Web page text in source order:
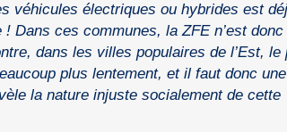
véhicules électriques ou hybrides est
! Dans ces communes, la ZFE n’est donc
dans les villes populaires de l’Est, le
plus lentement, et il faut donc
la nature injuste socialement de cette